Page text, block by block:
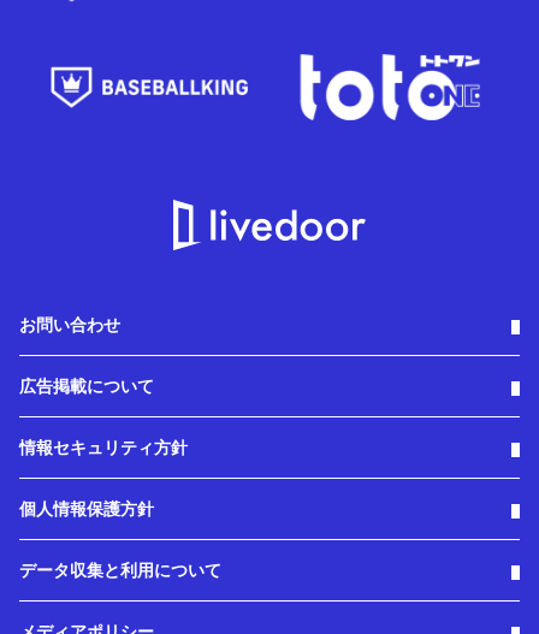
お問い合わせ
広告掲載について
情報セキュリティ方針
個人情報保護方針
データ収集と利用について